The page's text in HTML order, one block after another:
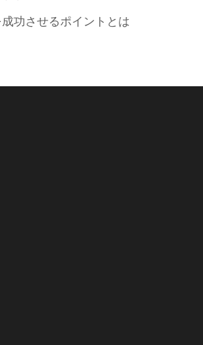
功させるポイントとは